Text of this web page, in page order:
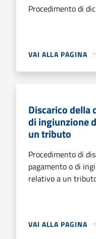
Procedimento di
VAI ALLA PAGINA
Discarico della
di ingiunzione
un tributo
Procedimento di
pagamento o di
relativo a un
VAI ALLA PAGINA